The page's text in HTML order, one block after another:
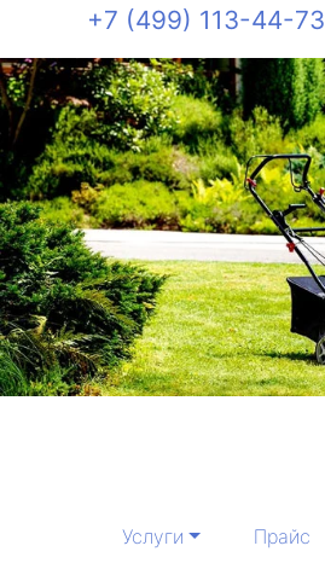
+7 (499) 113-44-73
Услуги Прайс